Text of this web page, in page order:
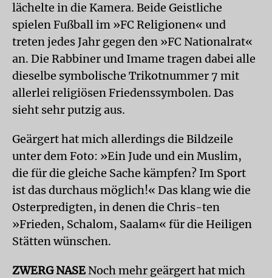
lächelte in die Kamera. Beide Geistliche
spielen Fußball im »FC Religionen« und
treten jedes Jahr gegen den »FC Nationalrat«
an. Die Rabbiner und Imame tragen dabei alle
dieselbe symbolische Trikotnummer 7 mit
allerlei religiösen Friedenssymbolen. Das
sieht sehr putzig aus.
Geärgert hat mich allerdings die Bildzeile
unter dem Foto: »Ein Jude und ein Muslim,
die für die gleiche Sache kämpfen? Im Sport
ist das durchaus möglich!« Das klang wie die
Osterpredigten, in denen die Chris-ten
»Frieden, Schalom, Saalam« für die Heiligen
Stätten wünschen.
ZWERG NASE Noch mehr geärgert hat mich